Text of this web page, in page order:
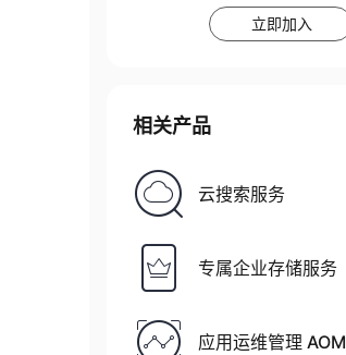
立即加入
相关产品
云搜索服务
专属企业存储服务
应用运维管理 AOM